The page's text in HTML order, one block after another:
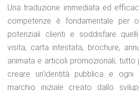
Una traduzione immediata ed
competenze è fondamentale per
potenziali clienti e soddisfare
visita, carta intestata, brochure,
animata e articoli promozionali,
creare un'identità pubblica e ogni
marchio iniziale creato dallo